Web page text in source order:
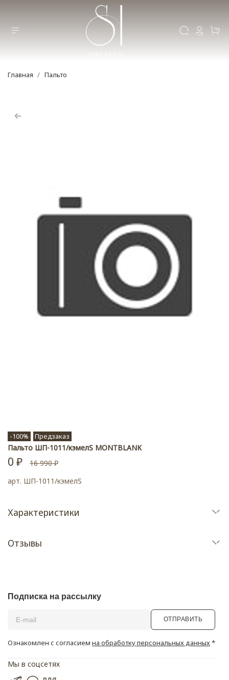
Главная Пальто
-100% Предзаказ
Пальто ШП-1011/кэмелS MONTBLANK
арт. ШП-1011/кэмелS
0 ₽ 16 990 ₽
Характеристики
Отзывы
Подписка на рассылку
ОТПРАВИТЬ
Ознакомлен с согласием на обработку персональных данных*
Мы в соцсетях